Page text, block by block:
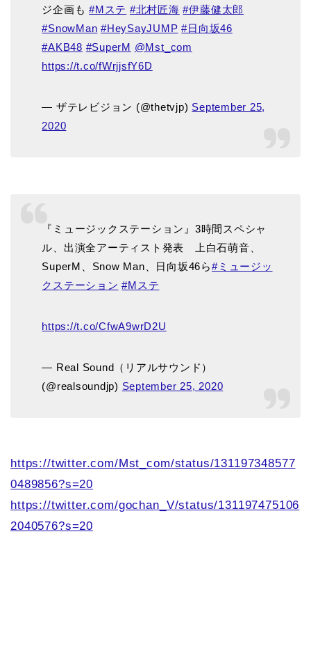
ジ企画も#Mステ #北村匠海 #伊藤健太郎
#SnowMan #HeySayJUMP #日向坂46
#AKB48 #SuperM @Mst_com
https://t.co/fWrjjsfY6D
— ザテレビジョン (@thetvjp) September 25,
2020
『ミュージックステーション』3時間スペシャ
ル、出演全アーティスト発表 上白石萌音、
SuperM、Snow Man、日向坂46ら#ミュージッ
クステーション #Mステ
https://t.co/CfwA9wrD2U
— Real Sound（リアルサウンド）
(@realsoundjp) September 25, 2020
https://twitter.com/Mst_com/status/131197348577
0489856?s=20
https://twitter.com/gochan_V/status/131197475106
2040576?s=20